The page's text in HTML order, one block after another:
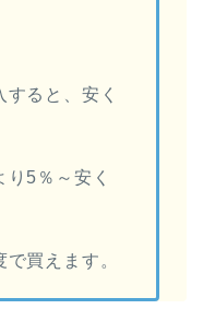
ると、安く
5％～安く
買えます。